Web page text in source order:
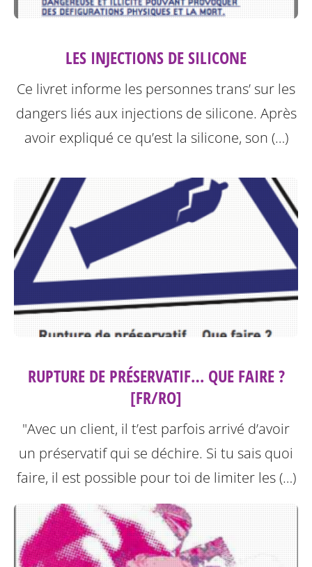
LES INJECTIONS DE SILICONE
Ce livret informe les personnes trans’ sur les
dangers liés aux injections de silicone. Après
avoir expliqué ce qu’est la silicone, son (…)
RUPTURE DE PRÉSERVATIF… QUE FAIRE ?
[FR/RO]
"Avec un client, il t’est parfois arrivé d’avoir
un préservatif qui se déchire. Si tu sais quoi
faire, il est possible pour toi de limiter les (…)